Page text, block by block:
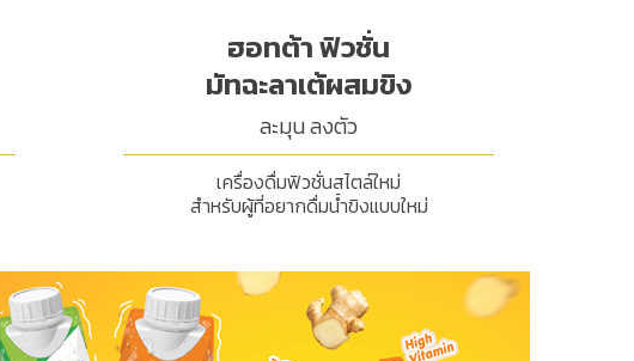
ฮอทต้า ฟิวชั่น
มัทฉะลาเต้ผสมขิง
ละมุน ลงตัว
เครื่องดื่มฟิวชั่นสไตล์ใหม่
สำหรับผู้ที่อยากดื่มน้ำขิงแบบใหม่